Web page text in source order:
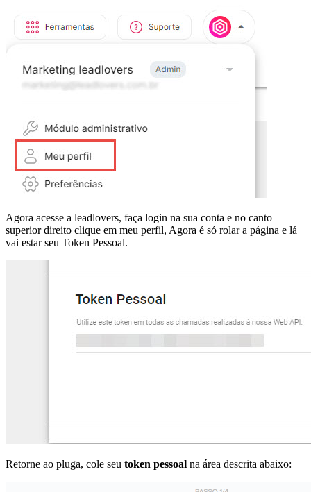
Agora acesse a leadlovers, faça login na sua conta e no canto
superior direito clique em meu perfil, Agora é só rolar a página e lá
vai estar seu Token Pessoal.
Retorne ao pluga, cole seu token pessoal na área descrita abaixo: